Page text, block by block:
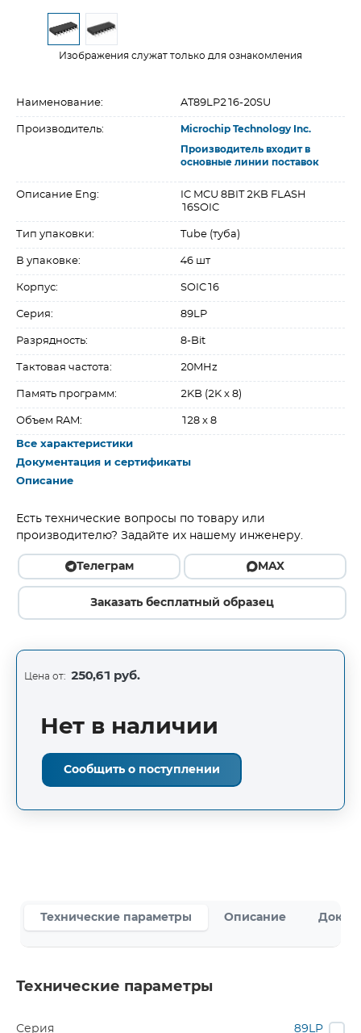
Изображения служат только для ознакомления
Наименование: AT89LP216-20SU
Производитель: Microchip Technology Inc.
Производитель входит в
основные линии поставок
Описание Eng:
IC MCU 8BIT 2KB FLASH
16SOIC
Тип упаковки: Tube (туба)
В упаковке: 46 шт
Корпус: SOIC16
Серия: 89LP
Разрядность: 8-Bit
Тактовая частота: 20MHz
Память программ: 2KB (2K x 8)
Объем RAM: 128 x 8
Все характеристики
Документация и сертификаты
Описание
Есть технические вопросы по товару или
производителю? Задайте их нашему инженеру.
Телеграм MAX
Заказать бесплатный образец
Цена от: 250,61 руб.
Нет в наличии
Сообщить о поступлении
Технические параметры Описание
Технические параметры
Серия 89LP